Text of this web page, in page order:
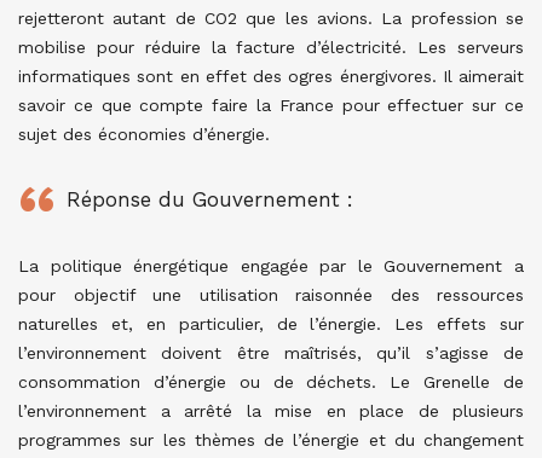
rejetteront autant de CO2 que les avions. La profession se
mobilise pour réduire la facture d’électricité. Les serveurs
informatiques sont en effet des ogres énergivores. Il aimerait
savoir ce que compte faire la France pour effectuer sur ce
sujet des économies d’énergie.
Réponse du Gouvernement :
La politique énergétique engagée par le Gouvernement a
pour objectif une utilisation raisonnée des ressources
naturelles et, en particulier, de l’énergie. Les effets sur
l’environnement doivent être maîtrisés, qu’il s’agisse de
consommation d’énergie ou de déchets. Le Grenelle de
l’environnement a arrêté la mise en place de plusieurs
programmes sur les thèmes de l’énergie et du changement